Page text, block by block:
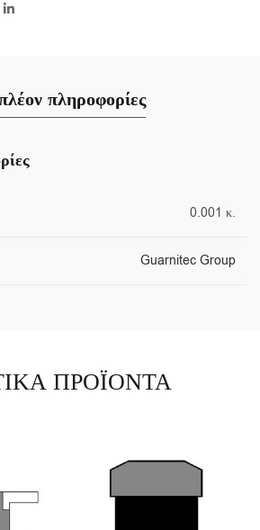
πληροφορίες
0.001 κ.
Guarnitec Group
ΠΡΟΪΌΝΤΑ